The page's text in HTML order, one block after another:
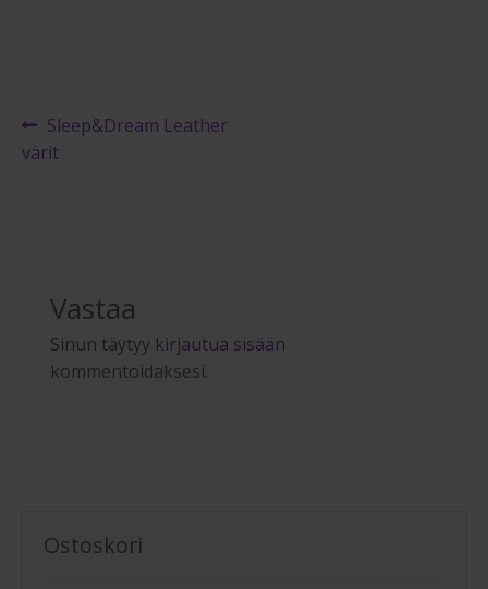
Artikkelien
selaus
Edellinen
artikkeli
Sleep&Dream Leather
värit
Vastaa
Sinun täytyy kirjautua sisään
kommentoidaksesi.
Ostoskori